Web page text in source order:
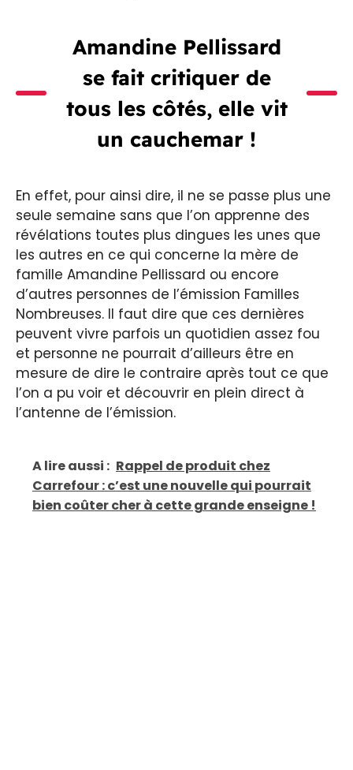
Amandine Pellissard
se fait critiquer de
tous les côtés, elle vit
un cauchemar !
En effet, pour ainsi dire, il ne se passe plus une
seule semaine sans que l’on apprenne des
révélations toutes plus dingues les unes que
les autres en ce qui concerne la mère de
famille Amandine Pellissard ou encore
d’autres personnes de l’émission Familles
Nombreuses. Il faut dire que ces dernières
peuvent vivre parfois un quotidien assez fou
et personne ne pourrait d’ailleurs être en
mesure de dire le contraire après tout ce que
l’on a pu voir et découvrir en plein direct à
l’antenne de l’émission.
A lire aussi : Rappel de produit chez
Carrefour : c’est une nouvelle qui pourrait
bien coûter cher à cette grande enseigne !